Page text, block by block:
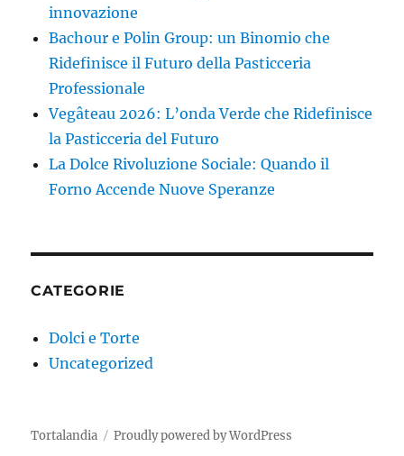
innovazione
Bachour e Polin Group: un Binomio che
Ridefinisce il Futuro della Pasticceria
Professionale
Vegâteau 2026: L’onda Verde che Ridefinisce
la Pasticceria del Futuro
La Dolce Rivoluzione Sociale: Quando il
Forno Accende Nuove Speranze
CATEGORIE
Dolci e Torte
Uncategorized
Tortalandia Proudly powered by WordPress